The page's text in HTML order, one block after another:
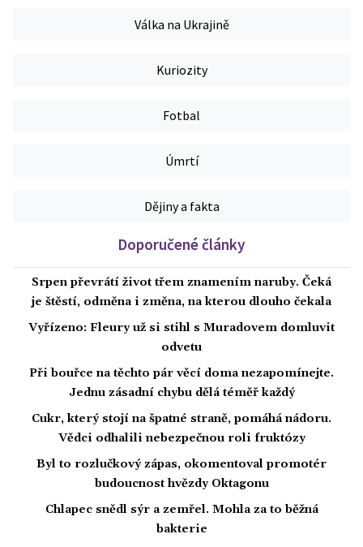
Válka na Ukrajině
Kuriozity
Fotbal
Úmrtí
Dějiny a fakta
Doporučené články
Srpen převrátí život třem znamením naruby. Čeká
je štěstí, odměna i změna, na kterou dlouho čekala
Vyřízeno: Fleury už si stihl s Muradovem domluvit
odvetu
Při bouřce na těchto pár věcí doma nezapomínejte.
Jednu zásadní chybu dělá téměř každý
Cukr, který stojí na špatné straně, pomáhá nádoru.
Vědci odhalili nebezpečnou roli fruktózy
Byl to rozlučkový zápas, okomentoval promotér
budoucnost hvězdy Oktagonu
Chlapec snědl sýr a zemřel. Mohla za to běžná
bakterie